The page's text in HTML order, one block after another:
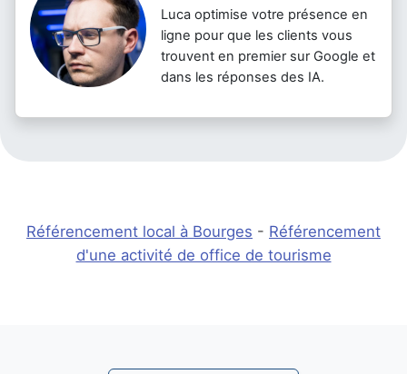
Luca optimise votre présence en
ligne pour que les clients vous
trouvent en premier sur Google et
dans les réponses des IA.
Référencement local à Bourges - Référencement
d'une activité de office de tourisme